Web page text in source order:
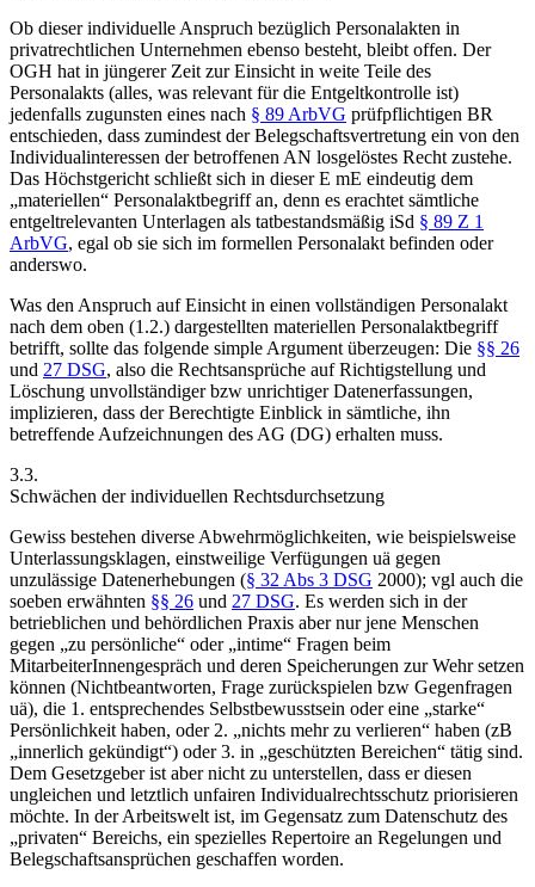
Ob dieser individuelle Anspruch bezüglich Personalakten in
privatrechtlichen Unternehmen ebenso besteht, bleibt offen. Der
OGH hat in jüngerer Zeit zur Einsicht in weite Teile des
Personalakts (alles, was relevant für die Entgeltkontrolle ist)
jedenfalls zugunsten eines nach § 89 ArbVG prüfpflichtigen BR
entschieden, dass zumindest der Belegschaftsvertretung ein von den
Individualinteressen der betroffenen AN losgelöstes Recht zustehe.
Das Höchstgericht schließt sich in dieser E mE eindeutig dem
„materiellen“ Personalaktbegriff an, denn es erachtet sämtliche
entgeltrelevanten Unterlagen als tatbestandsmäßig iSd § 89 Z 1
ArbVG, egal ob sie sich im formellen Personalakt befinden oder
anderswo.
Was den Anspruch auf Einsicht in einen vollständigen Personalakt
nach dem oben (1.2.) dargestellten materiellen Personalaktbegriff
betrifft, sollte das folgende simple Argument überzeugen: Die §§ 26
und 27 DSG, also die Rechtsansprüche auf Richtigstellung und
Löschung unvollständiger bzw unrichtiger Datenerfassungen,
implizieren, dass der Berechtigte Einblick in sämtliche, ihn
betreffende Aufzeichnungen des AG (DG) erhalten muss.
3.3.
Schwächen der individuellen Rechtsdurchsetzung
Gewiss bestehen diverse Abwehrmöglichkeiten, wie beispielsweise
Unterlassungsklagen, einstweilige Verfügungen uä gegen
unzulässige Datenerhebungen (§ 32 Abs 3 DSG 2000); vgl auch die
soeben erwähnten §§ 26 und 27 DSG. Es werden sich in der
betrieblichen und behördlichen Praxis aber nur jene Menschen
gegen „zu persönliche“ oder „intime“ Fragen beim
MitarbeiterInnengespräch und deren Speicherungen zur Wehr setzen
können (Nichtbeantworten, Frage zurückspielen bzw Gegenfragen
uä), die 1. entsprechendes Selbstbewusstsein oder eine „starke“
Persönlichkeit haben, oder 2. „nichts mehr zu verlieren“ haben (zB
„innerlich gekündigt“) oder 3. in „geschützten Bereichen“ tätig sind.
Dem Gesetzgeber ist aber nicht zu unterstellen, dass er diesen
ungleichen und letztlich unfairen Individualrechtsschutz priorisieren
möchte. In der Arbeitswelt ist, im Gegensatz zum Datenschutz des
„privaten“ Bereichs, ein spezielles Repertoire an Regelungen und
Belegschaftsansprüchen geschaffen worden.